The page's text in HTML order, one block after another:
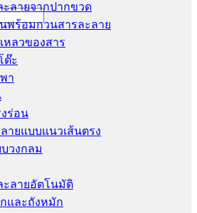
ะลายจากปากขวด
พร้อมกวนสารละลาย
หลวของสาร
ต๊ะ
า
งร่อน
ายแบบแนวเส้นตรง
บวงกลม
ะลายอัตโนมัติ
และถังหมัก